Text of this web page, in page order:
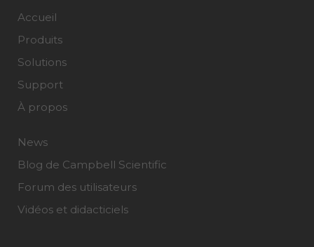
Accueil
Produits
Solutions
Support
À propos
News
Blog de Campbell Scientific
Forum des utilisateurs
Vidéos et didacticiels